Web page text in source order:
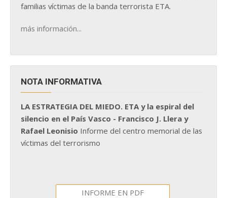
familias víctimas de la banda terrorista ETA.
más información...
NOTA INFORMATIVA
LA ESTRATEGIA DEL MIEDO. ETA y la espiral del
silencio en el País Vasco - Francisco J. Llera y
Rafael Leonisio Informe del centro memorial de las
víctimas del terrorismo
INFORME EN PDF